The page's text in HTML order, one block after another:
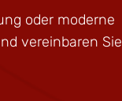
oder moderne
vereinbaren Sie